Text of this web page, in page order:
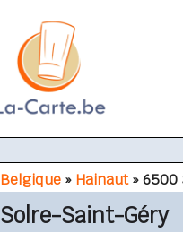
Belgique » Hainaut» 6500
Solre-Saint-Géry